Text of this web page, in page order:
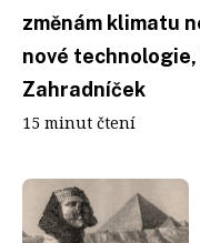
změnám klimatu
nové
Zahradníček
15 minut čtení